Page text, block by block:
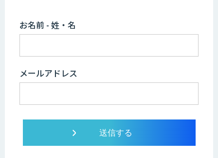
お名前 - 姓・名
メールアドレス